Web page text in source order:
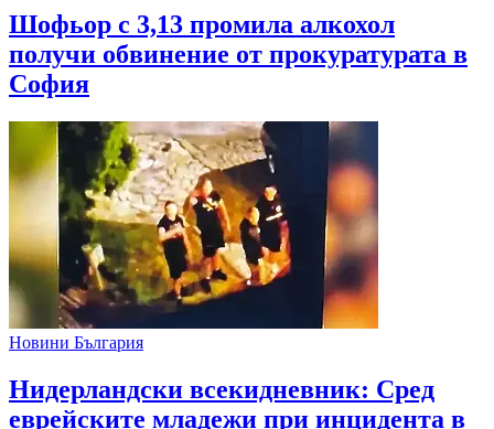
Шофьор с 3,13 промила алкохол
получи обвинение от прокуратурата в
София
Новини България
Нидерландски всекидневник: Сред
еврейските младежи при инцидента в